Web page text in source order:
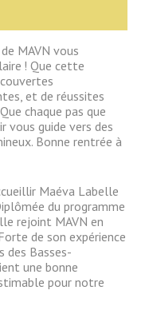
MAVN vous
! Que cette
et de réussites
chaque pas que
vous guide vers des
Bonne rentrée à
Maéva Labelle
du programme
rejoint MAVN en
de son expérience
des Basses-
une bonne
pour notre